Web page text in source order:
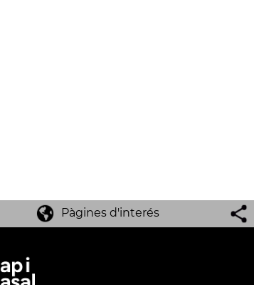
Pàgines d'interés